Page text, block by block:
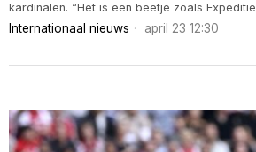
kardinalen. “Het is een beetje zoals Expeditie
Internationaal nieuws april 23 12:30